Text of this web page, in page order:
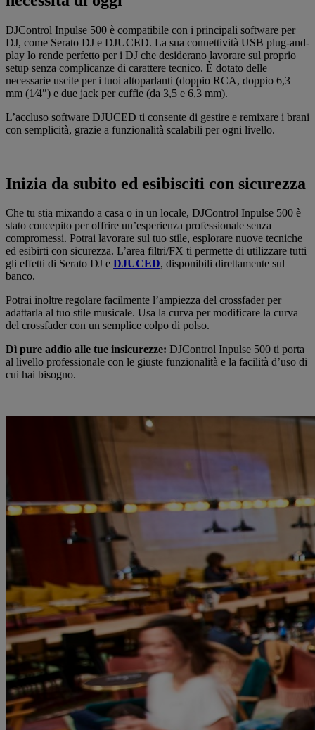
DJControl Inpulse 500 è compatibile con i principali software per
DJ, come Serato DJ e DJUCED. La sua connettività USB plug-and-
play lo rende perfetto per i DJ che desiderano lavorare sul proprio
setup senza complicanze di carattere tecnico. È dotato delle
necessarie uscite per i tuoi altoparlanti (doppio RCA, doppio 6,3
mm (1⁄4″) e due jack per cuffie (da 3,5 e 6,3 mm).
L’accluso software DJUCED ti consente di gestire e remixare i brani
con semplicità, grazie a funzionalità scalabili per ogni livello.
Inizia da subito ed esibisciti con sicurezza
Che tu stia mixando a casa o in un locale, DJControl Inpulse 500 è
stato concepito per offrire un’esperienza professionale senza
compromessi. Potrai lavorare sul tuo stile, esplorare nuove tecniche
ed esibirti con sicurezza. L’area filtri/FX ti permette di utilizzare tutti
gli effetti di Serato DJ e DJUCED, disponibili direttamente sul
banco.
Potrai inoltre regolare facilmente l’ampiezza del crossfader per
adattarla al tuo stile musicale. Usa la curva per modificare la curva
del crossfader con un semplice colpo di polso.
Dì pure addio alle tue insicurezze: DJControl Inpulse 500 ti porta
al livello professionale con le giuste funzionalità e la facilità d’uso di
cui hai bisogno.